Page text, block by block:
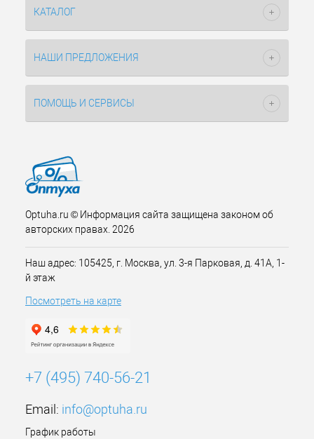
КАТАЛОГ
НАШИ ПРЕДЛОЖЕНИЯ
ПОМОЩЬ И СЕРВИСЫ
Optuha.ru © Информация сайта защищена законом об
авторских правах. 2026
Наш адрес: 105425, г. Москва, ул. 3-я Парковая, д. 41А, 1-
й этаж
Посмотреть на карте
+7 (495) 740-56-21
Email: info@optuha.ru
График работы